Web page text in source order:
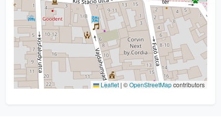
Leaflet | ©OpenStreetMapcontributors